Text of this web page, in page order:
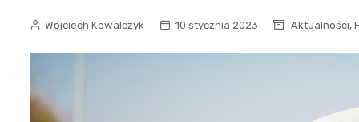
Wojciech Kowalczyk 10 stycznia 2023 Aktualności,